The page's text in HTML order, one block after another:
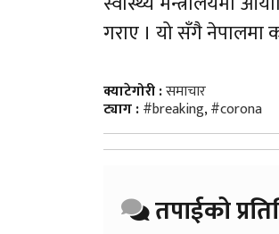
गराए । यो सँगै नेपालमा
क्याटेगोरी :समाचार
ट्याग :#breaking,#corona
तपाईको